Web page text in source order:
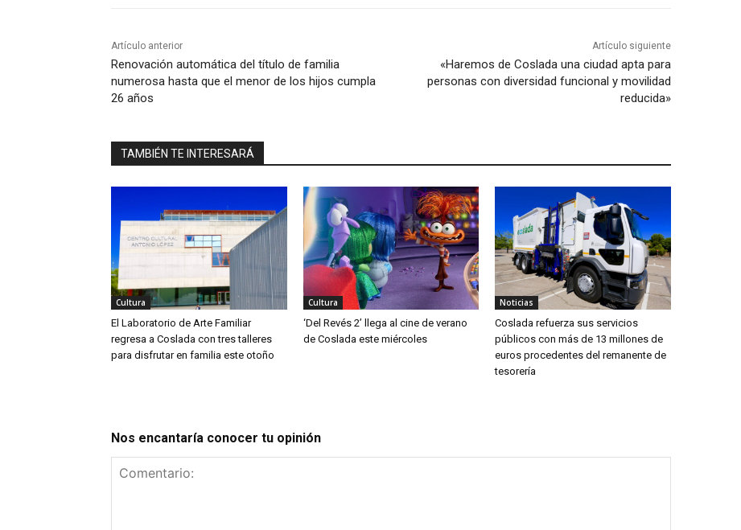
Artículo anterior
Renovación automática del título de familia
numerosa hasta que el menor de los hijos cumpla
26 años
Artículo siguiente
«Haremos de Coslada una ciudad apta para
personas con diversidad funcional y movilidad
reducida»
TAMBIÉN TE INTERESARÁ
Cultura
El Laboratorio de Arte Familiar
regresa a Coslada con tres talleres
para disfrutar en familia este otoño
Cultura
‘Del Revés 2’ llega al cine de verano
de Coslada este miércoles
Noticias
Coslada refuerza sus servicios
públicos con más de 13 millones de
euros procedentes del remanente de
tesorería
Nos encantaría conocer tu opinión